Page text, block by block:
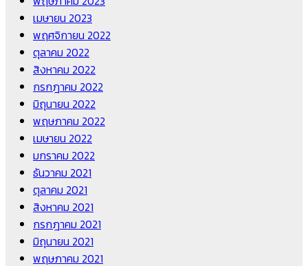
เมษายน 2023
พฤศจิกายน 2022
ตุลาคม 2022
สิงหาคม 2022
กรกฎาคม 2022
มิถุนายน 2022
พฤษภาคม 2022
เมษายน 2022
มกราคม 2022
ธันวาคม 2021
ตุลาคม 2021
สิงหาคม 2021
กรกฎาคม 2021
มิถุนายน 2021
พฤษภาคม 2021